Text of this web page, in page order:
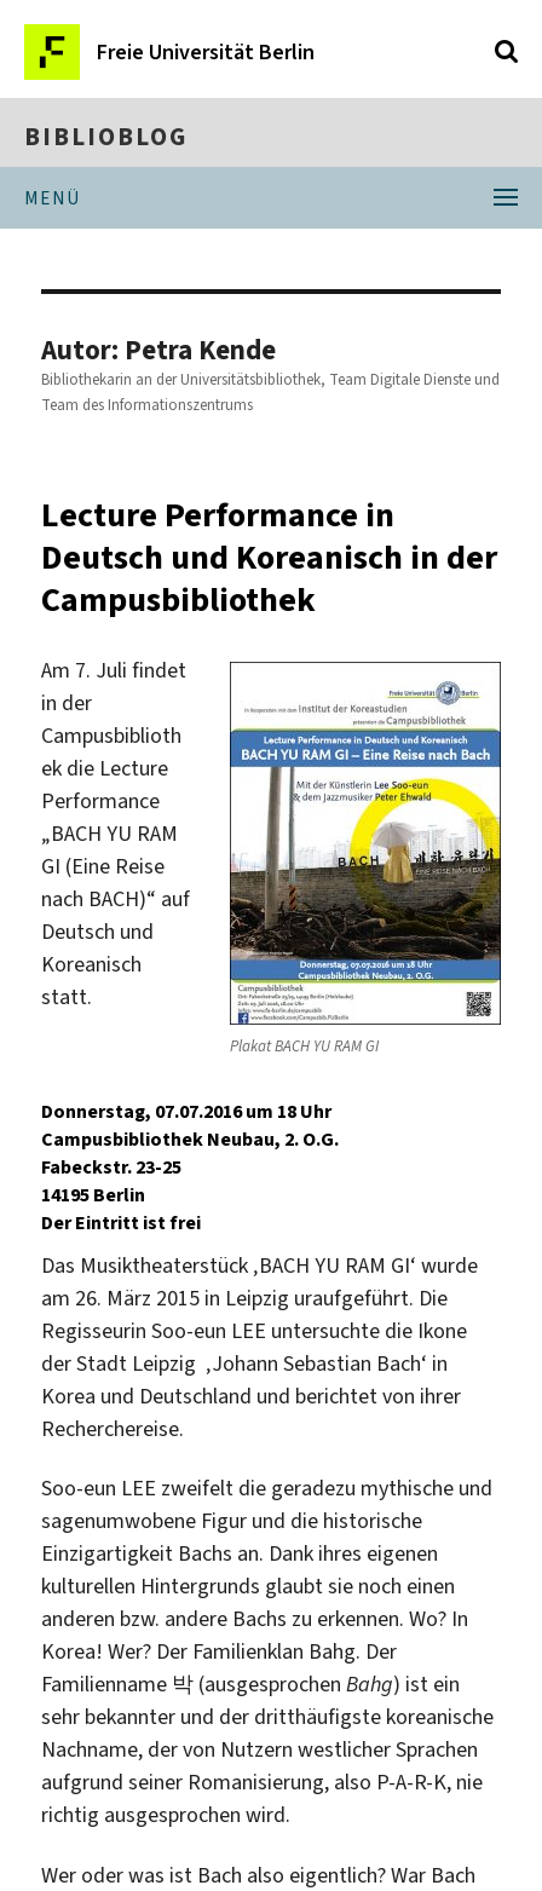
Freie Universität Berlin
BIBLIOBLOG
MENÜ
Autor: Petra Kende
Bibliothekarin an der Universitätsbibliothek, Team Digitale Dienste und
Team des Informationszentrums
Lecture Performance in
Deutsch und Koreanisch in der
Campusbibliothek
Plakat BACH YU RAM GI
Am 7. Juli findet
in der
Campusbiblioth
ek die Lecture
Performance
„BACH YU RAM
GI (Eine Reise
nach BACH)“ auf
Deutsch und
Koreanisch
statt.
Donnerstag, 07.07.2016 um 18 Uhr
Campusbibliothek Neubau, 2. O.G.
Fabeckstr. 23-25
14195 Berlin
Der Eintritt ist frei
Das Musiktheaterstück ‚BACH YU RAM GI‘ wurde
am 26. März 2015 in Leipzig uraufgeführt. Die
Regisseurin Soo-eun LEE untersuchte die Ikone
der Stadt Leipzig ‚Johann Sebastian Bach‘ in
Korea und Deutschland und berichtet von ihrer
Recherchereise.
Soo-eun LEE zweifelt die geradezu mythische und
sagenumwobene Figur und die historische
Einzigartigkeit Bachs an. Dank ihres eigenen
kulturellen Hintergrunds glaubt sie noch einen
anderen bzw. andere Bachs zu erkennen. Wo? In
Korea! Wer? Der Familienklan Bahg. Der
Familienname 박 (ausgesprochenBahg) ist ein
sehr bekannter und der dritthäufigste koreanische
Nachname, der von Nutzern westlicher Sprachen
aufgrund seiner Romanisierung, also P-A-R-K, nie
richtig ausgesprochen wird.
Wer oder was ist Bach also eigentlich? War Bach